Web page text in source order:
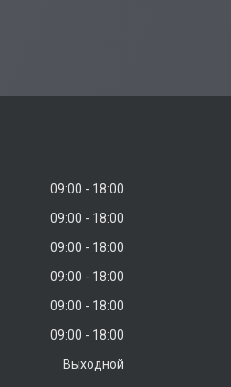
09:00
18:00
09:00
18:00
09:00
18:00
09:00
18:00
09:00
18:00
09:00
18:00
Выходной